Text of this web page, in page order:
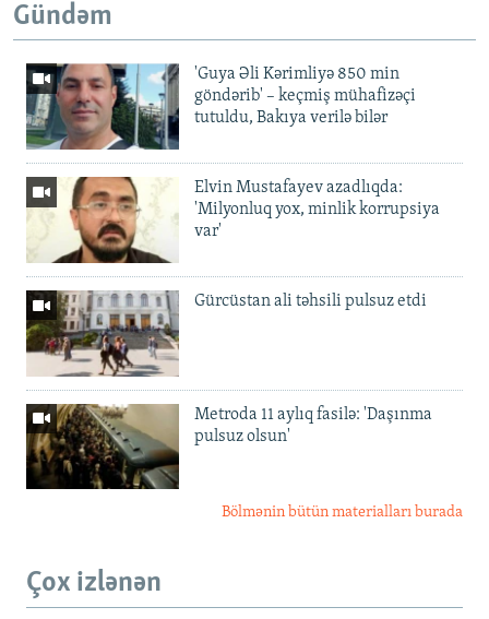
Gündəm
'Guya Əli Kərimliyə 850 min
göndərib' – keçmiş mühafizəçi
tutuldu, Bakıya verilə bilər
Elvin Mustafayev azadlıqda:
'Milyonluq yox, minlik korrupsiya
var'
Gürcüstan ali təhsili pulsuz etdi
Metroda 11 aylıq fasilə: 'Daşınma
pulsuz olsun'
Bölmənin bütün materialları burada
Çox izlənən